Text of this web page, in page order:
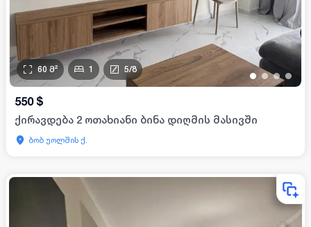
••••
60 მ² 1 5/8
550 $
ქირავდება 2 ოთახიანი ბინა დიღმის მასივში
ბობ უოლშის ქ.